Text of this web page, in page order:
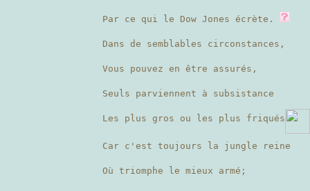
Par ce qui le Dow Jones écrète.
Dans de semblables circonstances,
Vous pouvez en être assurés,
Seuls parviennent à subsistance
Les plus gros ou les plus friqués
Car c'est toujours la jungle reine
Où triomphe le mieux armé;